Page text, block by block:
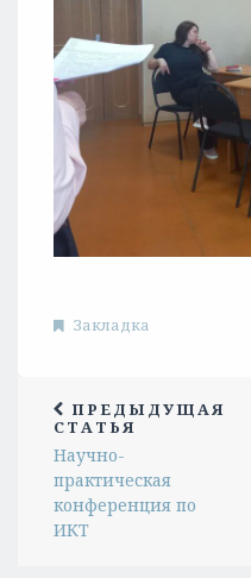
Закладка
ПРЕДЫДУЩАЯ
СТАТЬЯ
Научно-
практическая
конференция по
ИКТ